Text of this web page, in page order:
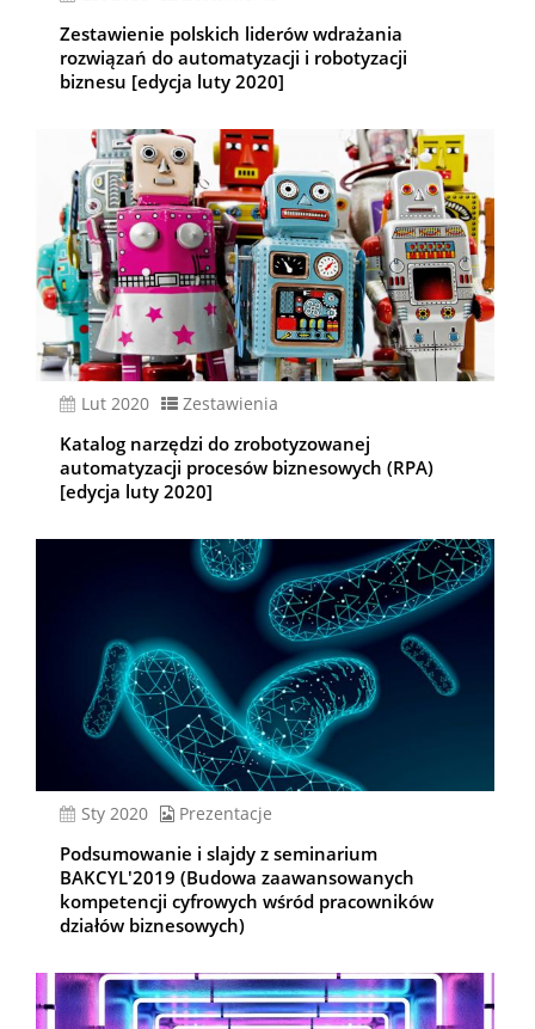
Zestawienie polskich liderów wdrażania
rozwiązań do automatyzacji i robotyzacji
biznesu [edycja luty 2020]
lut 2020 Zestawienia
Katalog narzędzi do zrobotyzowanej
automatyzacji procesów biznesowych (RPA)
[edycja luty 2020]
sty 2020 Prezentacje
Podsumowanie i slajdy z seminarium
BAKCYL'2019 (Budowa zaawansowanych
kompetencji cyfrowych wśród pracowników
działów biznesowych)